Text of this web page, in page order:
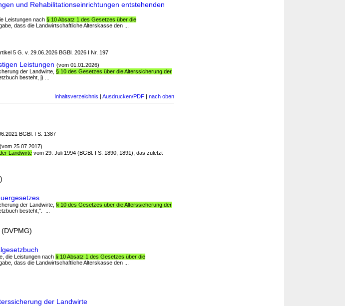
und Rehabilitationseinrichtungen entstehenden
Leistungen nach § 10 Absatz 1 des Gesetzes über die
dass die Landwirtschaftliche Alterskasse den ...
5 G. v. 29.06.2026 BGBl. 2026 I Nr. 197
Leistungen (vom 01.01.2026)
der Landwirte, § 10 des Gesetzes über die Alterssicherung der
besteht, j) ...
Inhaltsverzeichnis | Ausdrucken/PDF | nach oben
BGBl. I S. 1387
(vom 25.07.2017)
Landwirte vom 29. Juli 1994 (BGBl. I S. 1890, 1891), das zuletzt
der Landwirte, § 10 des Gesetzes über die Alterssicherung der
besteht,". ...
die Leistungen nach § 10 Absatz 1 des Gesetzes über die
dass die Landwirtschaftliche Alterskasse den ...
der Landwirte